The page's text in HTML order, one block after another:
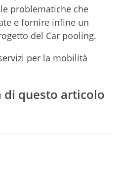
problematiche che
e fornire infine un
del Car pooling.
per la mobilità
di questo articolo